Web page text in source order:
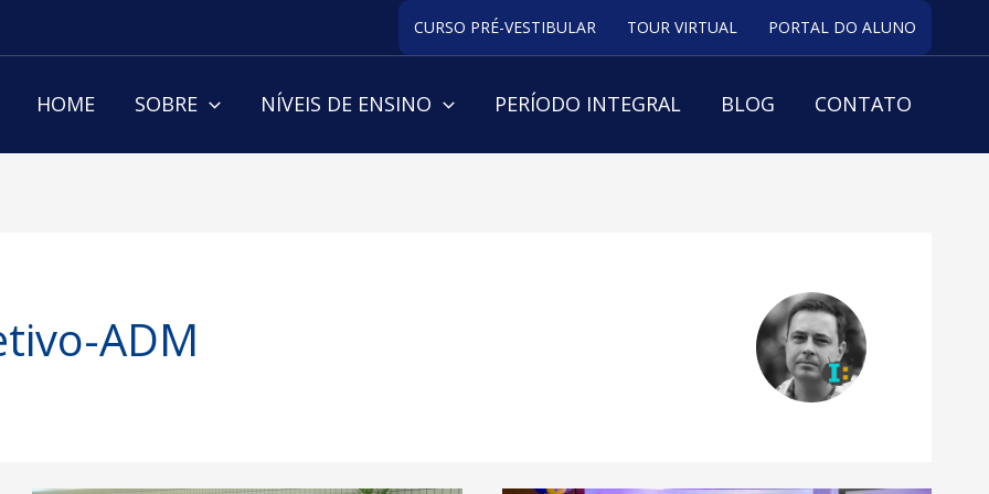
CURSO PRÉ-VESTIBULAR TOUR VIRTUAL PORTAL DO ALUNO
HOME SOBRE NÍVEIS DE ENSINO PERÍODO INTEGRAL BLOG CONTATO
ADM